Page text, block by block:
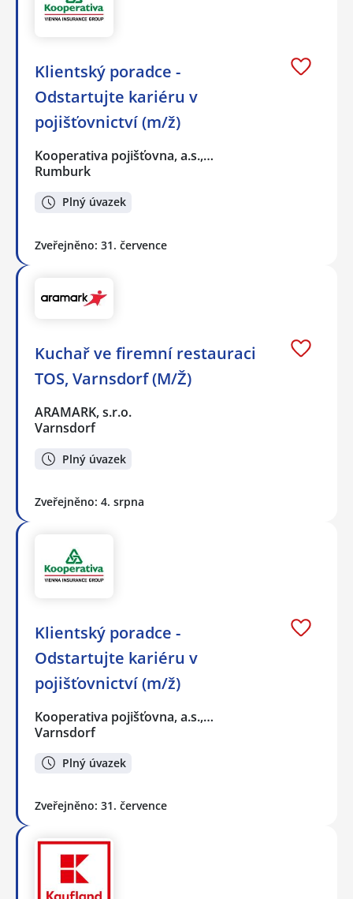
Klientský poradce -
Odstartujte kariéru v
pojišťovnictví (m/ž)
Kooperativa pojišťovna, a.s.,…
Rumburk
Plný úvazek
Zveřejněno: 31. července
Kuchař ve firemní restauraci
TOS, Varnsdorf (M/Ž)
ARAMARK, s.r.o.
Varnsdorf
Plný úvazek
Zveřejněno: 4. srpna
Klientský poradce -
Odstartujte kariéru v
pojišťovnictví (m/ž)
Kooperativa pojišťovna, a.s.,…
Varnsdorf
Plný úvazek
Zveřejněno: 31. července